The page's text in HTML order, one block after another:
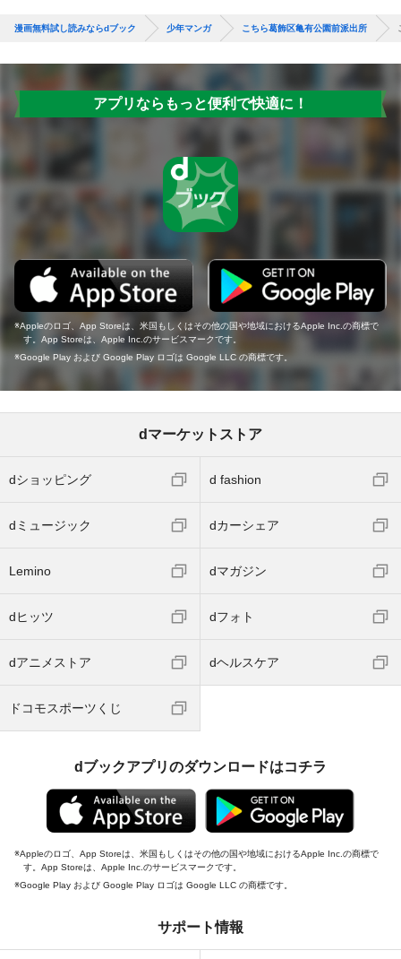
漫画無料試し読みならdブック 少年マンガ こちら葛飾区亀有公園前派出所
アプリならもっと便利で快適に！
Appleのロゴ、App Storeは、米国もしくはその他の国や地域におけるApple Inc.の商標で
す。App Storeは、Apple Inc.のサービスマークです。
Google Play および Google Play ロゴは Google LLC の商標です。
dマーケットストア
dショッピング d fashion
dミュージック dカーシェア
Lemino dマガジン
dヒッツ dフォト
dアニメストア dヘルスケア
ドコモスポーツくじ
dブックアプリのダウンロードはコチラ
Appleのロゴ、App Storeは、米国もしくはその他の国や地域におけるApple Inc.の商標で
す。App Storeは、Apple Inc.のサービスマークです。
Google Play および Google Play ロゴは Google LLC の商標です。
サポート情報